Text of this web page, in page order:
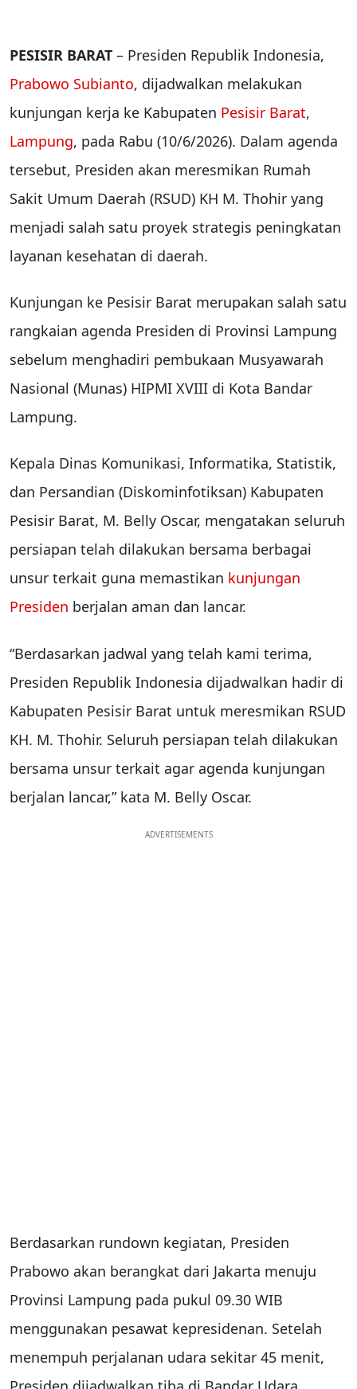
PESISIR BARAT – Presiden Republik Indonesia,
Prabowo Subianto, dijadwalkan melakukan
kunjungan kerja ke Kabupaten Pesisir Barat,
Lampung, pada Rabu (10/6/2026). Dalam agenda
tersebut, Presiden akan meresmikan Rumah
Sakit Umum Daerah (RSUD) KH M. Thohir yang
menjadi salah satu proyek strategis peningkatan
layanan kesehatan di daerah.
Kunjungan ke Pesisir Barat merupakan salah satu
rangkaian agenda Presiden di Provinsi Lampung
sebelum menghadiri pembukaan Musyawarah
Nasional (Munas) HIPMI XVIII di Kota Bandar
Lampung.
Kepala Dinas Komunikasi, Informatika, Statistik,
dan Persandian (Diskominfotiksan) Kabupaten
Pesisir Barat, M. Belly Oscar, mengatakan seluruh
persiapan telah dilakukan bersama berbagai
unsur terkait guna memastikan kunjungan
Presiden berjalan aman dan lancar.
“Berdasarkan jadwal yang telah kami terima,
Presiden Republik Indonesia dijadwalkan hadir di
Kabupaten Pesisir Barat untuk meresmikan RSUD
KH. M. Thohir. Seluruh persiapan telah dilakukan
bersama unsur terkait agar agenda kunjungan
berjalan lancar,” kata M. Belly Oscar.
ADVERTISEMENTS
Berdasarkan rundown kegiatan, Presiden
Prabowo akan berangkat dari Jakarta menuju
Provinsi Lampung pada pukul 09.30 WIB
menggunakan pesawat kepresidenan. Setelah
menempuh perjalanan udara sekitar 45 menit,